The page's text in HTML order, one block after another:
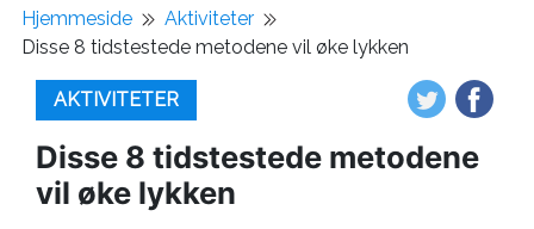
Hjemmeside
Aktiviteter
Disse 8 tidstestede metodene vil øke lykken
AKTIVITETER
Disse 8 tidstestede metodene
vil øke lykken